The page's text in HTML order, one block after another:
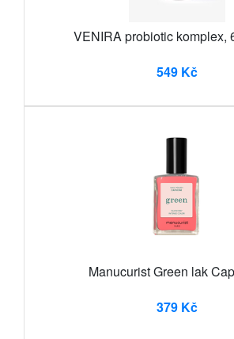
VENIRA probiotic komplex,
549 Kč
Manucurist Green lak
379 Kč